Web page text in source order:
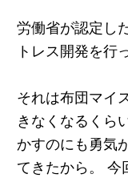
労働省が認定し
トレス開発を行
それは布団マイ
きなくなるくら
かすのにも勇気
てきたから。 今